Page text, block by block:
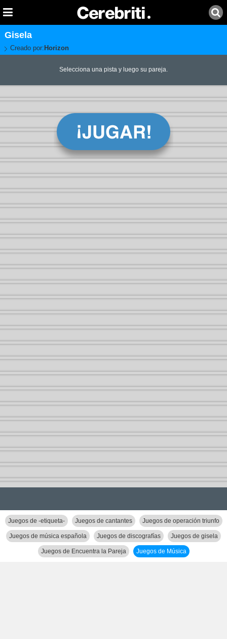
Gisela
Creado por: Horizon
Selecciona una pista y luego su pareja.
Juegos de -etiqueta- Juegos de cantantes Juegos de operación triunfo
Juegos de música española Juegos de discografías Juegos de gisela
Juegos de Encuentra la Pareja Juegos de Música